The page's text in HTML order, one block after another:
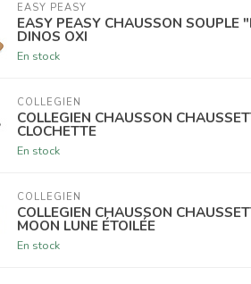
EASY PEASY
EASY PEASY CHAUSSON SOUPLE
DINOS OXI
En stock
COLLEGIEN
COLLEGIEN CHAUSSON
CLOCHETTE
En stock
COLLEGIEN
COLLEGIEN CHAUSSON
MOON LUNE ÉTOILÉE
En stock